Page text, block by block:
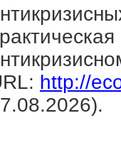
http://